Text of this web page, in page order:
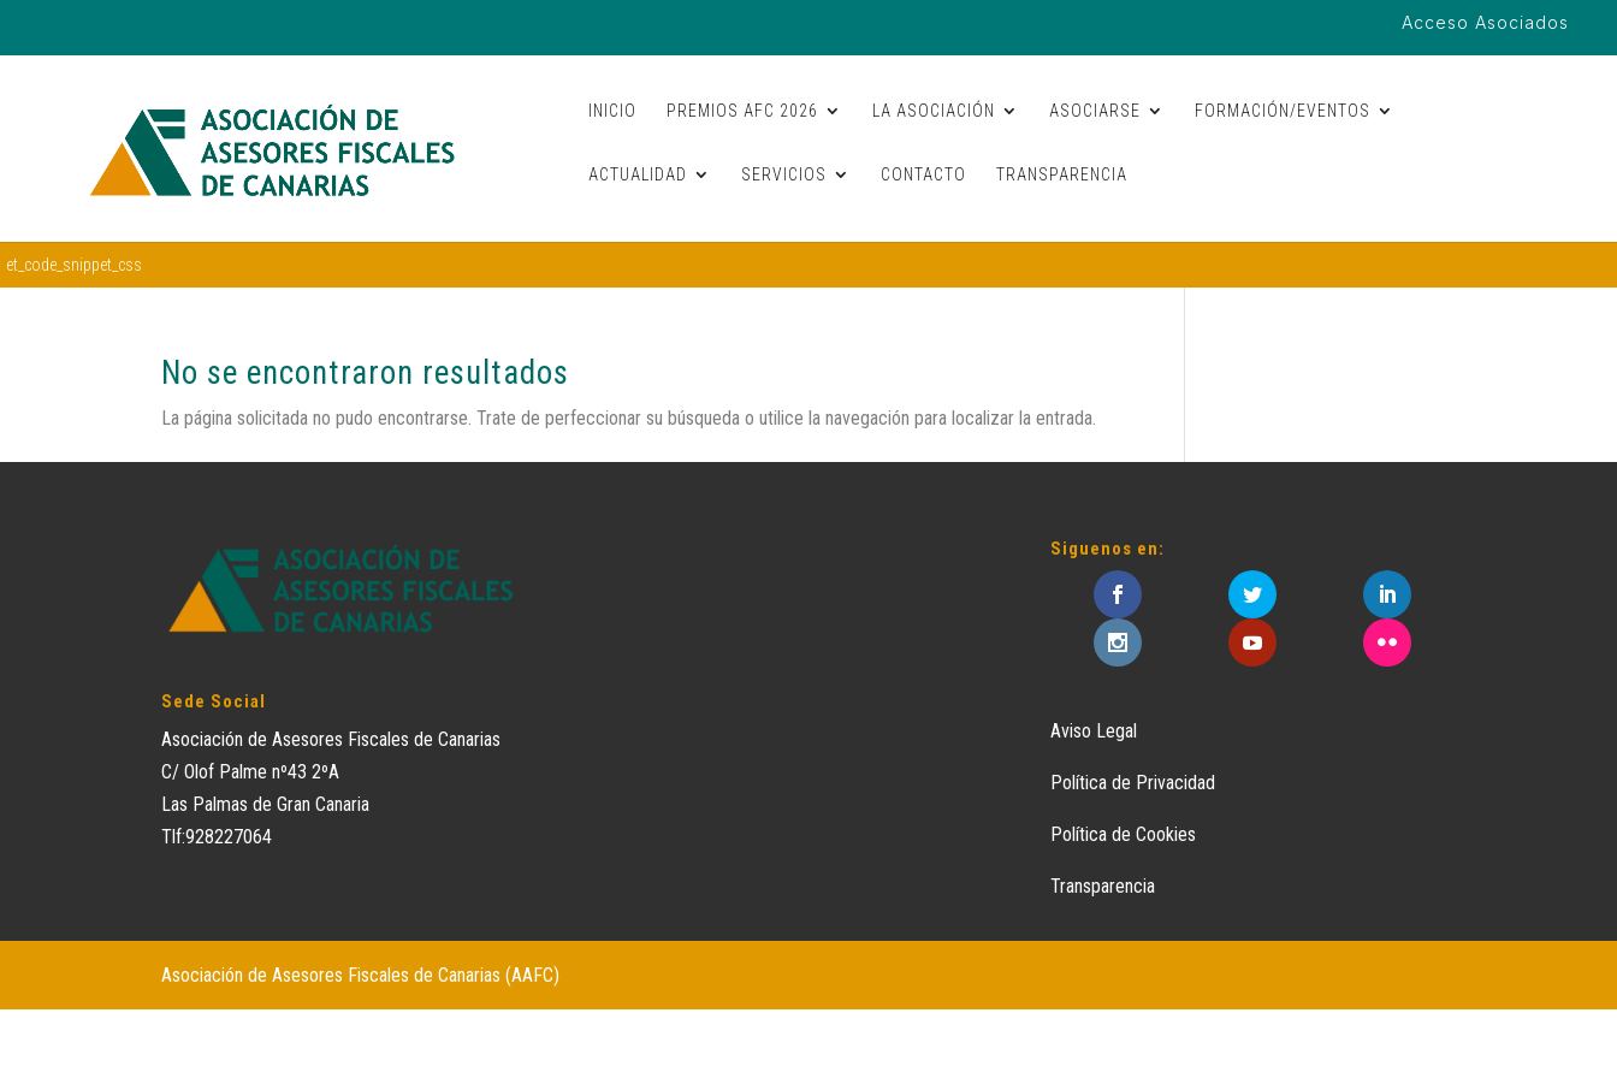
Acceso Asociados
INICIO PREMIOS AFC 2026 LA ASOCIACIÓN ASOCIARSE FORMACIÓN/EVENTOS
ACTUALIDAD SERVICIOS CONTACTO TRANSPARENCIA
et_code_snippet_css
No se encontraron resultados
La página solicitada no pudo encontrarse. Trate de perfeccionar su búsqueda o utilice la navegación para localizar la entrada.
Sede Social
Asociación de Asesores Fiscales de Canarias
C/ Olof Palme nº43 2ºA
Las Palmas de Gran Canaria
Tlf:928227064
Siguenos en:
Aviso Legal
Política de Privacidad
Política de Cookies
Transparencia
Asociación de Asesores Fiscales de Canarias (AAFC)